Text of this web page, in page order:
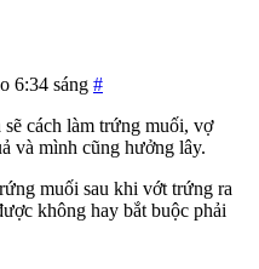
6:34 sáng #
sẽ cách làm trứng muối, vợ
và mình cũng hưởng lây.
muối sau khi vớt trứng ra
không hay bắt buộc phải